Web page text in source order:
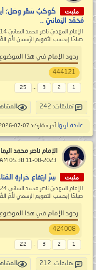
مثبت
كُوكَبُ سَقَر وصَل؛ آيةُ
مُحَمَّد اليَمانيّ ..
صباحًا (بحسب التّقويم الرّسميّ لأم
ردود الإمام في هذا الموضوع
444121
1
2
3
...
25
تعليقات: 242
عابدة لربها آخر مشاركة: 07-07-2026,
الإمام ناصر محمد
مثبت سِرُّ ارتِفاع حَرارةِ
صباحًا (بحسب التقويم الرسمي لأُمّ
ردود الإمام في هذا الموضوع
424008
1
2
3
...
22
تعليقات: 212